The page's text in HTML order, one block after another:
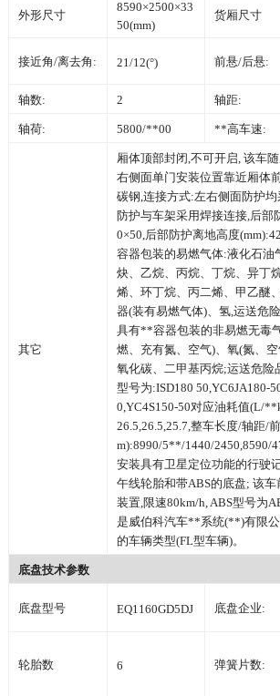
外形尺寸
8590×2500×33
50(mm)
货厢尺寸
接近角/离去角: 21/12(°) 前悬/后悬:
轴数: 2 轴距:
轴荷: 5800/**00 **高车速:
其它
厢体顶部封闭,不可开启, 该车
右侧面单门安装位置靠近厢体
碳钢,连接方式:左右侧面防护
防护与车架采用焊接连接,后部
0×50,后部防护离地高度
容器包装的易燃气体:液化石油
炔、乙烷、丙烷、丁烷、异丁
烯、环丁烷、丙二烯、甲乙醚
器(装有易燃气体)、氢,运送危
具有**容器包装的非易燃无毒
燃、充有氮、空气)、氧(氮、
氧化碳、二甲基丙烷;运送危险
型号为:ISD180 50,YC6JA180-
0,YC4S150-50对应油耗值(L/
26.5,26.5,25.7,整车长度/轴距/
m):8990/5**/1440/2450,8590/
安装具有卫星定位功能的行驶
午线轮胎和带ABS的底盘; 该
装置,限速80km/h, ABS型号为
是威伯科汽车**系统(**)有限
的车辆类型(FL型车辆)。
底盘技术参数
底盘型号 EQ1160GD5DJ 底盘企业:
轮胎数 6 弹簧片数: